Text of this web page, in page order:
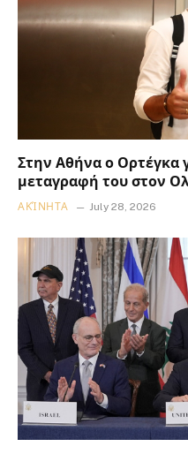
Στην Αθήνα ο Ορτέγκα
μεταγραφή του στον
ΑΚΊΝΗΤΑ July 28, 2026